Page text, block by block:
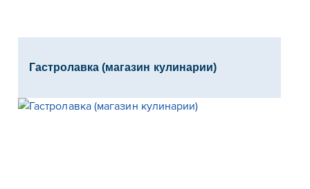
Гастролавка (магазин кулинарии)